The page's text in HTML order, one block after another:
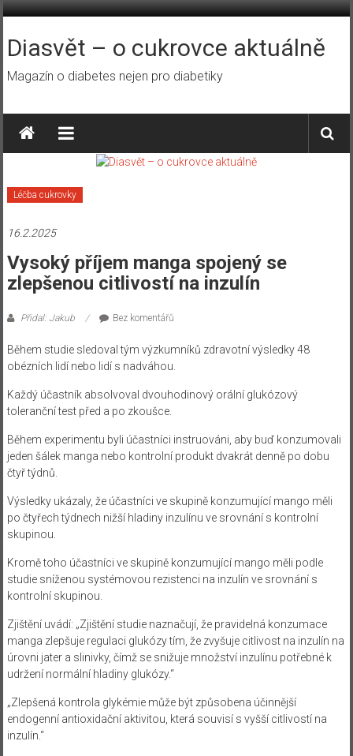
Přeskočit
obsah
Diasvět – o cukrovce aktuálně
Magazín o diabetes nejen pro diabetiky
Léčba cukrovky
16.2.2025
Vysoký příjem manga spojený se
zlepšenou citlivostí na inzulín
Přidal: Jakub Bez komentářů
Během studie sledoval tým výzkumníků zdravotní výsledky 48
obézních lidí nebo lidí s nadváhou.
Každý účastník absolvoval dvouhodinový orální glukózový
toleranční test před a po zkoušce.
Během experimentu byli účastníci instruováni, aby buď konzumovali
jeden šálek manga nebo kontrolní produkt dvakrát denně po dobu
čtyř týdnů.
Výsledky ukázaly, že účastníci ve skupině konzumující mango měli
po čtyřech týdnech nižší hladiny inzulínu ve srovnání s kontrolní
skupinou.
Kromě toho účastníci ve skupině konzumující mango měli podle
studie sníženou systémovou rezistenci na inzulín ve srovnání s
kontrolní skupinou.
Zjištění uvádí: „Zjištění studie naznačují, že pravidelná konzumace
manga zlepšuje regulaci glukózy tím, že zvyšuje citlivost na inzulín na
úrovni jater a slinivky, čímž se snižuje množství inzulínu potřebné k
udržení normální hladiny glukózy.“
„Zlepšená kontrola glykémie může být způsobena účinnější
endogenní antioxidační aktivitou, která souvisí s vyšší citlivostí na
inzulín.“